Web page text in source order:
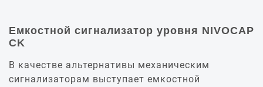
Емкостной сигнализатор уровня NIVOCAP
CK
В качестве альтернативы механическим
сигнализаторам выступает емкостной